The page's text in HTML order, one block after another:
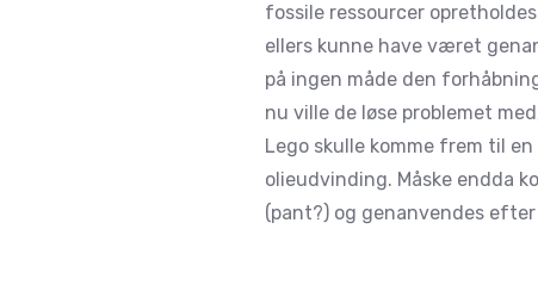
fossile ressourcer
ellers kunne have været
på ingen måde den
nu ville de løse problemet
Lego skulle komme frem til
olieudvinding. Måske endda
(pant?) og genanvendes